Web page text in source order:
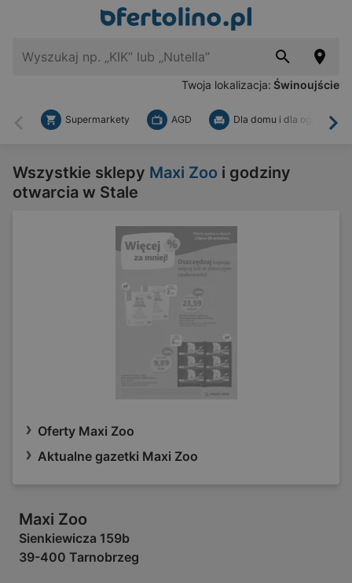
Twoja lokalizacja: Świnoujście
Wstecz
Supermarkety AGD Dla domu i dla ogrodu
Wszystkie sklepy Maxi Zoo i godziny
otwarcia w Stale
Oferty Maxi Zoo
Aktualne gazetki Maxi Zoo
Maxi Zoo
Sienkiewicza 159b
39-400 Tarnobrzeg